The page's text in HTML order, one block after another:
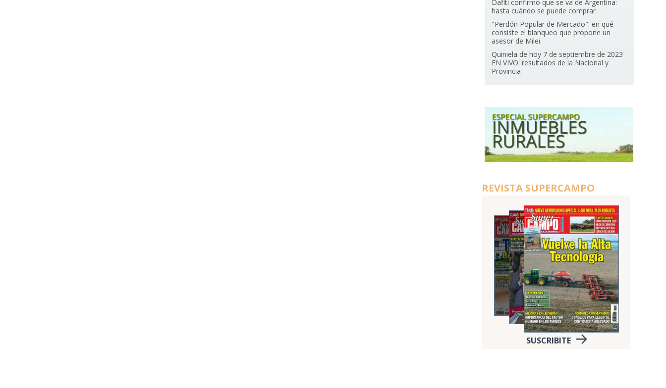
Dafiti confirmó que se va de Argentina:
hasta cuándo se puede comprar
"Perdón Popular de Mercado": en qué
consiste el blanqueo que propone un
asesor de Milei
Quiniela de hoy 7 de septiembre de 2023
EN VIVO: resultados de la Nacional y
Provincia
REVISTA SUPERCAMPO
SUSCRIBITE